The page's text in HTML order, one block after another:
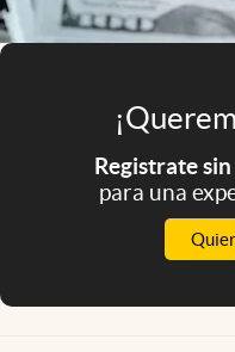
abre en nueva pestaña
Registrate
para una